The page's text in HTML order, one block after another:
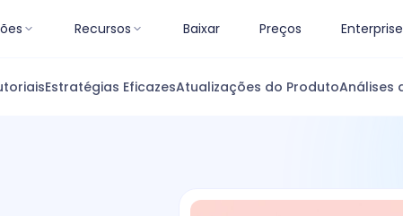
Recursos Baixar Preços Enterprise
Estratégias EficazesAtualizações do ProdutoAnálises